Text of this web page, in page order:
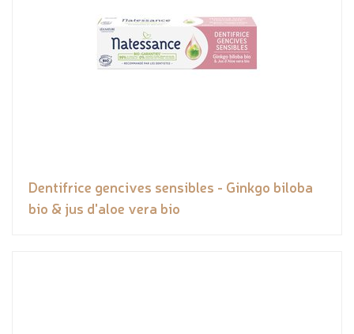
Dentifrice gencives sensibles - Ginkgo biloba
bio & jus d'aloe vera bio